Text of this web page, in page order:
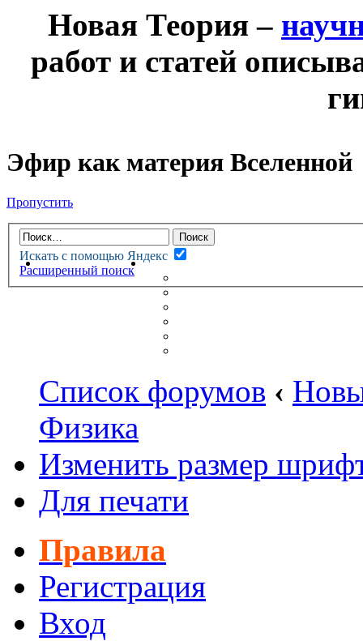
Новая Теория –
работ и статей
Эфир как материя Вселенной
Пропустить
Искать с помощью Яндекс
Расширенный поиск
НОВАЯ ТЕОРИЯФОРУМ
НЕПРОЧИТАННЫЕ
Список форумов ‹
Физика
Изменить размер
Для печати
Правила
Регистрация
Вход